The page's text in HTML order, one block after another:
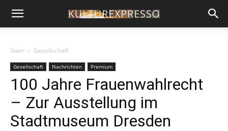
Start Gesellschaft
Gesellschaft Nachrichten Premium
100 Jahre Frauenwahlrecht
– Zur Ausstellung im
Stadtmuseum Dresden